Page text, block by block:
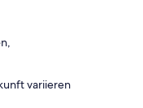
variieren